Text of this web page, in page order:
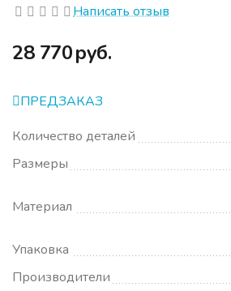
Написать отзыв
‍28 770‍руб.
ПРЕДЗАКАЗ
Количество деталей
Размеры
Материал
Упаковка
Производители